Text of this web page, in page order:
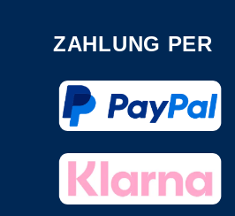
ZAHLUNG PER